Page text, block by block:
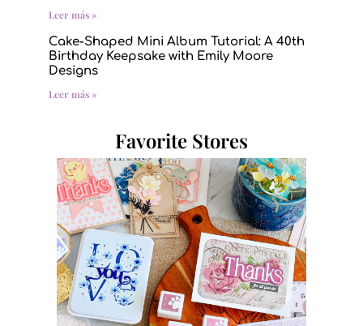
Leer más »
Cake-Shaped Mini Album Tutorial: A 40th
Birthday Keepsake with Emily Moore
Designs
Leer más »
Favorite Stores